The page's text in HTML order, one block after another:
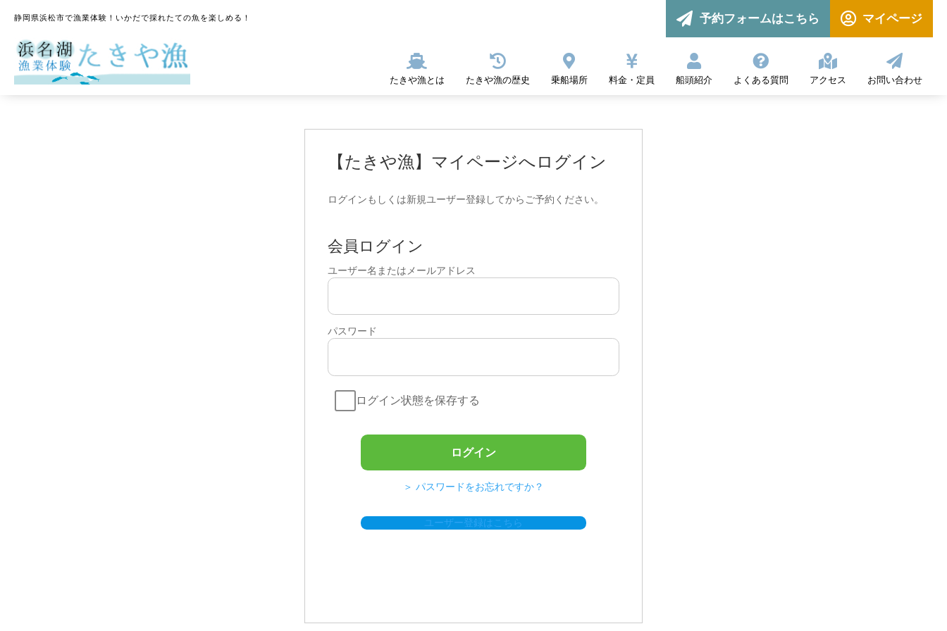
静岡県浜松市で漁業体験！いかだで採れたての魚を楽しめる！  予約フォームはこちら  マイページ

たきや漁とは

たきや漁の歴史

乗船場所

料金・定員

船頭紹介

よくある質問

アクセス

お問い合わせ
【たきや漁】マイページへログイン
ログインもしくは新規ユーザー登録してからご予約ください。
会員ログイン
ユーザー名またはメールアドレス
パスワード
ログイン状態を保存する
＞ パスワードをお忘れですか？
ユーザー登録はこちら